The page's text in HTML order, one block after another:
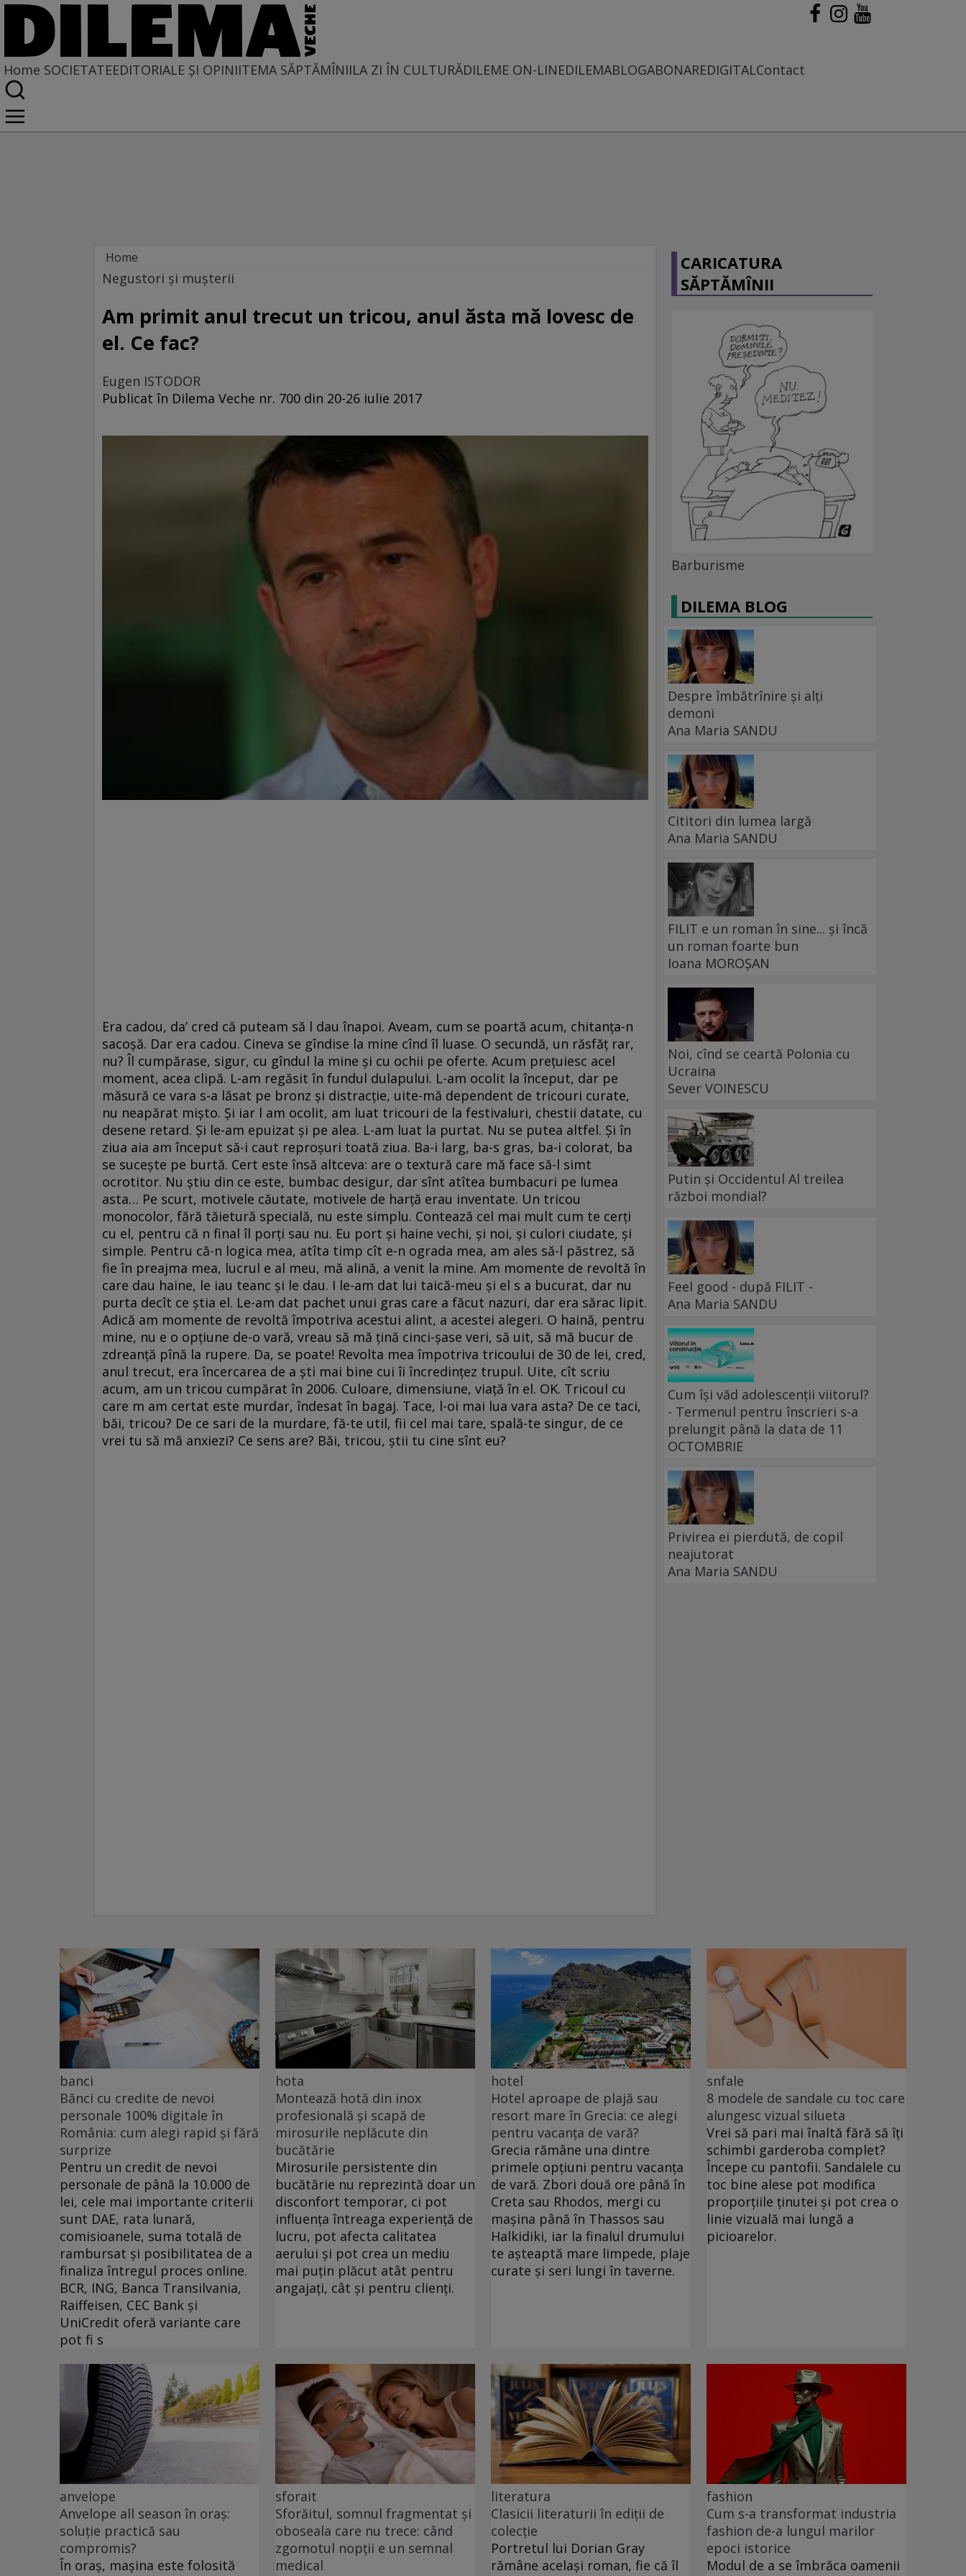
Home SOCIETATEEDITORIALE ȘI OPINIITEMA SĂPTĂMÎNIILA ZI ÎN CULTURĂDILEME ON-LINEDILEMABLOGABONAREDIGITALContact
Home
Societate
Negustori şi muşterii
Am primit anul trecut un tricou, anul ăsta mă lovesc de
el. Ce fac?
Eugen ISTODOR
Publicat în Dilema Veche nr. 700 din 20-26 iulie 2017
Era cadou, da’ cred că puteam să l dau înapoi. Aveam, cum se poartă acum, chitanța-n
sacoșă. Dar era cadou. Cineva se gîndise la mine cînd îl luase. O secundă, un răsfăț rar,
nu? Îl cumpărase, sigur, cu gîndul la mine și cu ochii pe oferte. Acum prețuiesc acel
moment, acea clipă. L-am regăsit în fundul dulapului. L-am ocolit la început, dar pe
măsură ce vara s-a lăsat pe bronz și distracție, uite-mă dependent de tricouri curate,
nu neapărat mișto. Și iar l am ocolit, am luat tricouri de la festivaluri, chestii datate, cu
desene retard. Și le-am epuizat și pe alea. L-am luat la purtat. Nu se putea altfel. Și în
ziua aia am început să-i caut reproșuri toată ziua. Ba-i larg, ba-s gras, ba-i colorat, ba
se sucește pe burtă. Cert este însă altceva: are o textură care mă face să-l simt
ocrotitor. Nu știu din ce este, bumbac desigur, dar sînt atîtea bumbacuri pe lumea
asta… Pe scurt, motivele căutate, motivele de harță erau inventate. Un tricou
monocolor, fără tăietură specială, nu este simplu. Contează cel mai mult cum te cerți
cu el, pentru că n final îl porți sau nu. Eu port și haine vechi, și noi, și culori ciudate, și
simple. Pentru că-n logica mea, atîta timp cît e-n ograda mea, am ales să-l păstrez, să
fie în preajma mea, lucrul e al meu, mă alină, a venit la mine. Am momente de revoltă în
care dau haine, le iau teanc și le dau. I le-am dat lui taică-meu și el s a bucurat, dar nu
purta decît ce știa el. Le-am dat pachet unui gras care a făcut nazuri, dar era sărac lipit.
Adică am momente de revoltă împotriva acestui alint, a acestei alegeri. O haină, pentru
mine, nu e o opțiune de-o vară, vreau să mă țină cinci-șase veri, să uit, să mă bucur de
zdreanță pînă la rupere. Da, se poate! Revolta mea împotriva tricoului de 30 de lei, cred,
anul trecut, era încercarea de a ști mai bine cui îi încredințez trupul. Uite, cît scriu
acum, am un tricou cumpărat în 2006. Culoare, dimensiune, viață în el. OK. Tricoul cu
care m am certat este murdar, îndesat în bagaj. Tace, l-oi mai lua vara asta? De ce taci,
băi, tricou? De ce sari de la murdare, fă-te util, fii cel mai tare, spală-te singur, de ce
vrei tu să mă anxiezi? Ce sens are? Băi, tricou, știi tu cine sînt eu?
CARICATURA
SĂPTĂMÎNII
Barburisme
DILEMA BLOG
Despre îmbătrînire și alți
demoni
Ana Maria SANDU
Cititori din lumea largă
Ana Maria SANDU
FILIT e un roman în sine... și încă
un roman foarte bun
Ioana MOROȘAN
Noi, cînd se ceartă Polonia cu
Ucraina
Sever VOINESCU
Putin și Occidentul Al treilea
război mondial?
Feel good - după FILIT -
Ana Maria SANDU
Cum își văd adolescenții viitorul?
- Termenul pentru înscrieri s-a
prelungit până la data de 11
OCTOMBRIE
Privirea ei pierdută, de copil
neajutorat
Ana Maria SANDU
banci
Bănci cu credite de nevoi
personale 100% digitale în
România: cum alegi rapid și fără
surprize
Pentru un credit de nevoi
personale de până la 10.000 de
lei, cele mai importante criterii
sunt DAE, rata lunară,
comisioanele, suma totală de
rambursat și posibilitatea de a
finaliza întregul proces online.
BCR, ING, Banca Transilvania,
Raiffeisen, CEC Bank și
UniCredit oferă variante care
pot fi s
hota
Montează hotă din inox
profesională și scapă de
mirosurile neplăcute din
bucătărie
Mirosurile persistente din
bucătărie nu reprezintă doar un
disconfort temporar, ci pot
influența întreaga experiență de
lucru, pot afecta calitatea
aerului și pot crea un mediu
mai puțin plăcut atât pentru
angajați, cât și pentru clienți.
hotel
Hotel aproape de plajă sau
resort mare în Grecia: ce alegi
pentru vacanța de vară?
Grecia rămâne una dintre
primele opțiuni pentru vacanța
de vară. Zbori două ore până în
Creta sau Rhodos, mergi cu
mașina până în Thassos sau
Halkidiki, iar la finalul drumului
te așteaptă mare limpede, plaje
curate și seri lungi în taverne.
snfale
8 modele de sandale cu toc care
alungesc vizual silueta
Vrei să pari mai înaltă fără să îți
schimbi garderoba complet?
Începe cu pantofii. Sandalele cu
toc bine alese pot modifica
proporțiile ținutei și pot crea o
linie vizuală mai lungă a
picioarelor.
anvelope
Anvelope all season în oraș:
soluție practică sau
compromis?
În oraș, mașina este folosită
sforait
Sforăitul, somnul fragmentat și
oboseala care nu trece: când
zgomotul nopții e un semnal
medical
literatura
Clasicii literaturii în ediții de
colecție
Portretul lui Dorian Gray
rămâne același roman, fie că îl
fashion
Cum s-a transformat industria
fashion de-a lungul marilor
epoci istorice
Modul de a se îmbrăca oamenii